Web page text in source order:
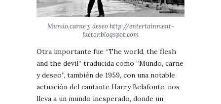
Mundo,carne y deseo http://entertainment-
factor.blogspot.com
Otra importante fue “The world, the flesh
and the devil” traducida como “Mundo, carne
y deseo”, también de 1959, con una notable
actuación del cantante Harry Belafonte, nos
lleva a un mundo inesperado, donde un